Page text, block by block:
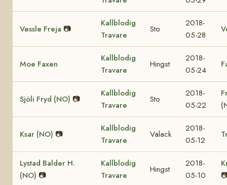
Vessle Freja 📷
Kallblodig
Travare
Sto
2018-
05-28
Moe Faxen
Kallblodig
Travare
Hingst
2018-
05-24
Sjöli Fryd (NO) 📷
Kallblodig
Travare
Sto
2018-
05-22
Ksar (NO) 📷
Kallblodig
Travare
Valack
2018-
05-12
Lystad Balder H.
(NO) 📷
Kallblodig
Travare
Hingst
2018-
05-10